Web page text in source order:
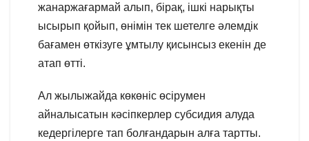
жанаржағармай алып, бірақ, ішкі нарықты
ысырып қойып, өнімін тек шетелге әлемдік
бағамен өткізуге ұмтылу қисынсыз екенін де
атап өтті.
Ал жылыжайда көкөніс өсірумен
айналысатын кәсіпкерлер субсидия алуда
кедергілерге тап болғандарын алға тартты.